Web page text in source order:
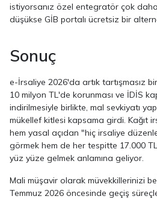
istiyorsanız özel entegratör çok daha
düşükse GİB portalı ücretsiz bir
Sonuç
e-İrsaliye 2026'da artık tartışmasız
10 milyon TL'de korunması ve İDİS
indirilmesiyle birlikte, mal sevkiyatı
mükellef kitlesi kapsama girdi. Kağıt
hem yasal açıdan "hiç irsaliye
görmek hem de her tespitte 17.000
yüz yüze gelmek anlamına geliyor.
Mali müşavir olarak müvekkillerinizi
Temmuz 2026 öncesinde geçiş